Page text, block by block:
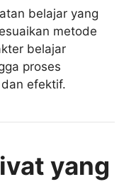
belajar yang
metode
belajar
proses
efektif.
yang